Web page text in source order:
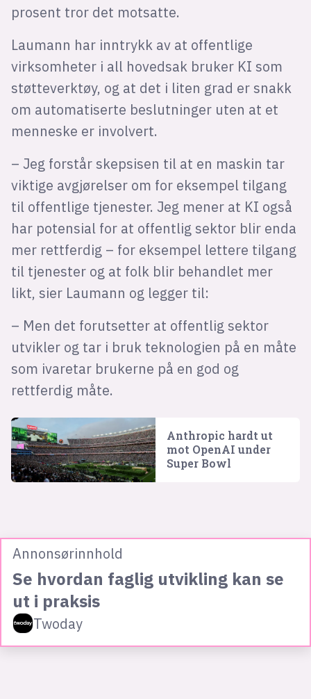
prosent tror det motsatte.
Laumann har inntrykk av at offentlige
virksomheter i all hovedsak bruker KI som
støtteverktøy, og at det i liten grad er snakk
om automatiserte beslutninger uten at et
menneske er involvert.
– Jeg forstår skepsisen til at en maskin tar
viktige avgjørelser om for eksempel tilgang
til offentlige tjenester. Jeg mener at KI også
har potensial for at offentlig sektor blir enda
mer rettferdig – for eksempel lettere tilgang
til tjenester og at folk blir behandlet mer
likt, sier Laumann og legger til:
– Men det forutsetter at offentlig sektor
utvikler og tar i bruk teknologien på en måte
som ivaretar brukerne på en god og
rettferdig måte.
Anthropic hardt ut
mot OpenAI under
Super Bowl
Annonsørinnhold
Se hvordan faglig utvikling kan se
ut i praksis
Twoday